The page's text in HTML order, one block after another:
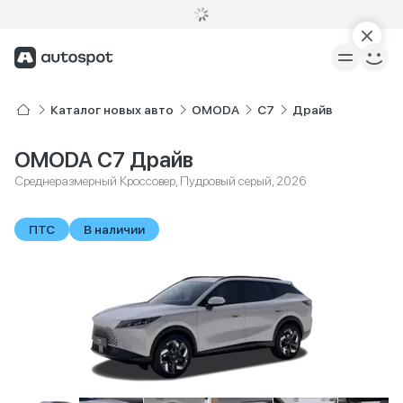
Каталог новых авто OMODA C7 Драйв
OMODA C7 Драйв
Среднеразмерный Кроссовер, Пудровый серый, 2026
ПТС В наличии